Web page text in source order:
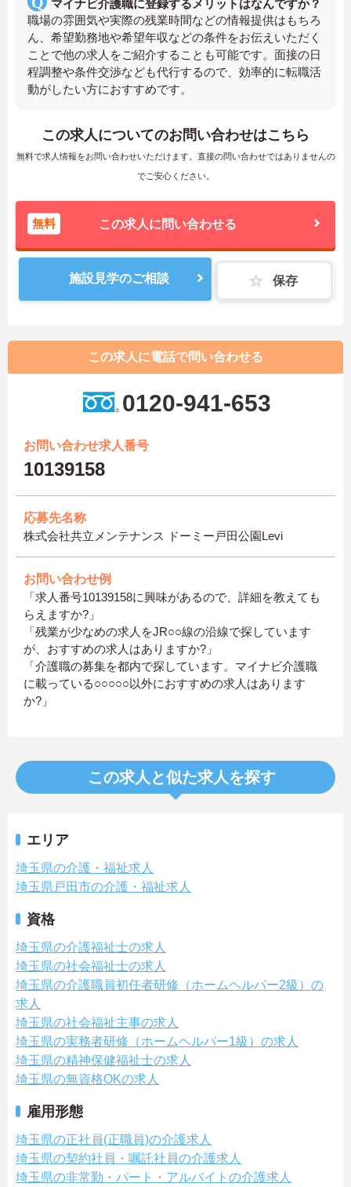
マイナビ介護職に登録するメリットはなんですか？
職場の雰囲気や実際の残業時間などの情報提供はもちろ
ん、希望勤務地や希望年収などの条件をお伝えいただく
ことで他の求人をご紹介することも可能です。面接の日
程調整や条件交渉なども代行するので、効率的に転職活
動がしたい方におすすめです。
この求人についてのお問い合わせはこちら
無料で求人情報をお問い合わせいただけます。直接の問い合わせではありませんの
でご安心ください。
無料 この求人に問い合わせる
施設見学のご相談 保存
この求人に電話で問い合わせる
0120-941-653
お問い合わせ求人番号
10139158
応募先名称
株式会社共立メンテナンス ドーミー戸田公園Levi
お問い合わせ例
「求人番号10139158に興味があるので、詳細を教えても
らえますか?」
「残業が少なめの求人をJR○○線の沿線で探しています
が、おすすめの求人はありますか?」
「介護職の募集を都内で探しています。マイナビ介護職
に載っている○○○○○以外におすすめの求人はあります
か?」
この求人と似た求人を探す
エリア
埼玉県の介護・福祉求人
埼玉県戸田市の介護・福祉求人
資格
埼玉県の介護福祉士の求人
埼玉県の社会福祉士の求人
埼玉県の介護職員初任者研修（ホームヘルパー2級）の
求人
埼玉県の社会福祉主事の求人
埼玉県の実務者研修（ホームヘルパー1級）の求人
埼玉県の精神保健福祉士の求人
埼玉県の無資格OKの求人
雇用形態
埼玉県の正社員(正職員)の介護求人
埼玉県の契約社員・嘱託社員の介護求人
埼玉県の非常勤・パート・アルバイトの介護求人